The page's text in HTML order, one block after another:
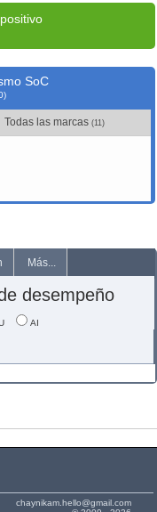
SoC
Todas las marcas(11)
Más...
desempeño
AI
chaynikam.hello@gmail.com